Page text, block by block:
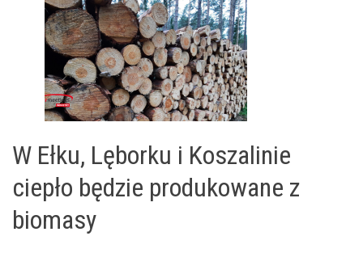
W Ełku, Lęborku i Koszalinie
ciepło będzie produkowane z
biomasy